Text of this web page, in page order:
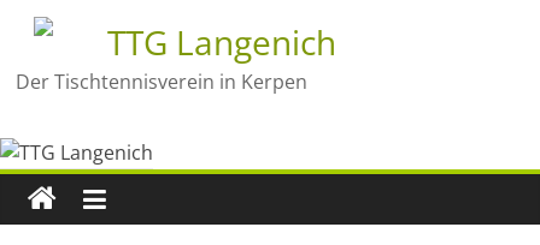
TTG Langenich
Der Tischtennisverein in Kerpen